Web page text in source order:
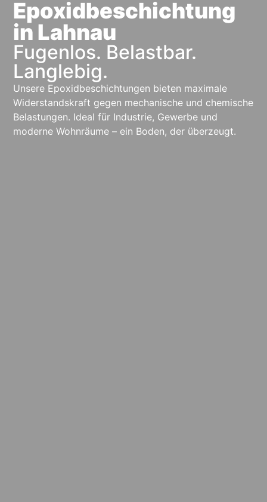
Epoxidbeschichtung
in Lahnau
Fugenlos. Belastbar.
Langlebig.
Unsere Epoxidbeschichtungen bieten maximale
Widerstandskraft gegen mechanische und chemische
Belastungen. Idealfür Industrie, Gewerbe und
moderneWohnräume – ein Boden, der überzeugt.